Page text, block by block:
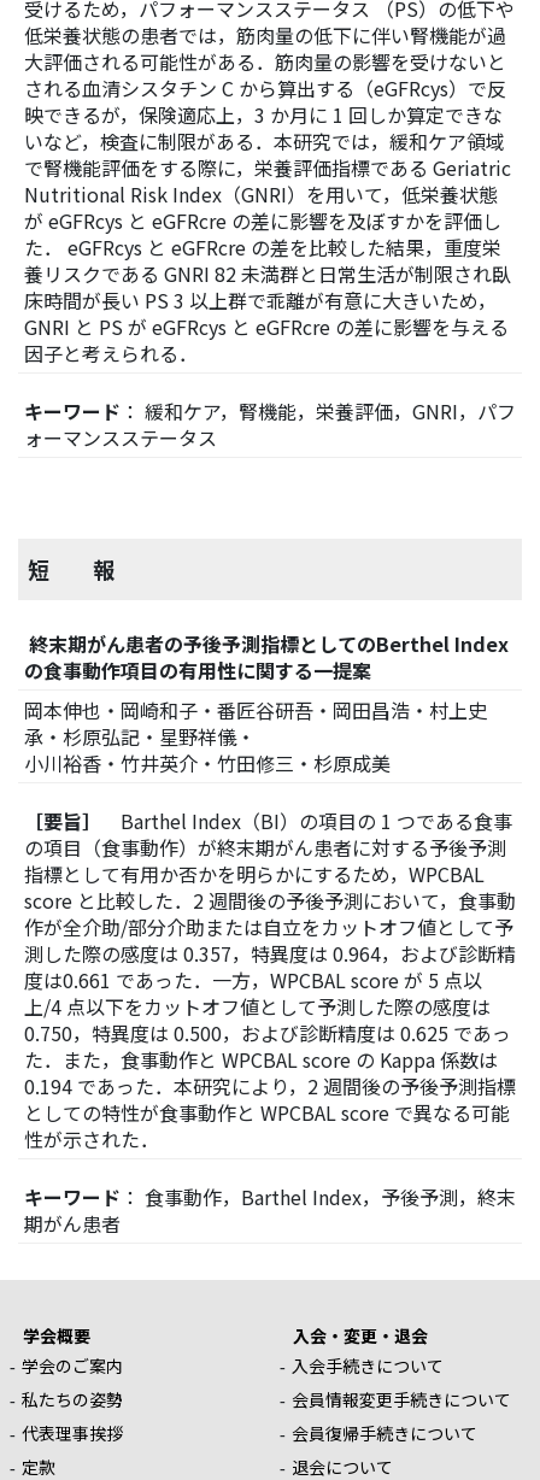
受けるため，パフォーマンスステータス （PS）の低下や
低栄養状態の患者では，筋肉量の低下に伴い腎機能が過
大評価される可能性がある．筋肉量の影響を受けないと
される血清シスタチン C から算出する（eGFRcys）で反
映できるが，保険適応上，3 か月に 1 回しか算定できな
いなど，検査に制限がある．本研究では，緩和ケア領域
で腎機能評価をする際に，栄養評価指標である Geriatric
Nutritional Risk Index（GNRI）を用いて，低栄養状態
が eGFRcys と eGFRcre の差に影響を及ぼすかを評価し
た． eGFRcys と eGFRcre の差を比較した結果，重度栄
養リスクである GNRI 82 未満群と日常生活が制限され臥
床時間が長い PS 3 以上群で乖離が有意に大きいため，
GNRI と PS が eGFRcys と eGFRcre の差に影響を与える
因子と考えられる．
キーワード ： 緩和ケア，腎機能，栄養評価，GNRI，パフ
ォーマンスステータス
短 報
終末期がん患者の予後予測指標としてのBerthel Index
の食事動作項目の有用性に関する一提案
岡本伸也・岡崎和子・番匠谷研吾・岡田昌浩・村上史
承・杉原弘記・星野祥儀・
小川裕香・竹井英介・竹田修三・杉原成美
［要旨］
Barthel Index（BI）の項目の 1 つである食事
の項目（食事動作）が終末期がん患者に対する予後予測
指標として有用か否かを明らかにするため，WPCBAL
score と比較した．2 週間後の予後予測において，食事動
作が全介助/部分介助または自立をカットオフ値として予
測した際の感度は 0.357，特異度は 0.964，および診断精
度は0.661 であった．一方，WPCBAL score が 5 点以
上/4 点以下をカットオフ値として予測した際の感度は
0.750，特異度は 0.500，および診断精度は 0.625 であっ
た．また，食事動作と WPCBAL score の Kappa 係数は
0.194 であった．本研究により，2 週間後の予後予測指標
としての特性が食事動作と WPCBAL score で異なる可能
性が示された．
キーワード ： 食事動作，Barthel Index，予後予測，終末
期がん患者
学会概要
学会のご案内
私たちの姿勢
代表理事挨拶
定款
入会・変更・退会
入会手続きについて
会員情報変更手続きについて
会員復帰手続きについて
退会について